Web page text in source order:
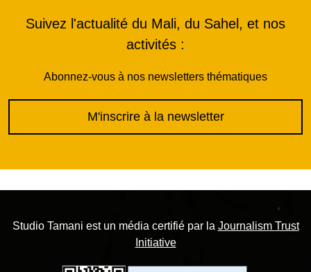
Suivez l'actualité du Mali, du Sahel, et nos
activités :
Abonnez-vous à nos newsletters thématiques
M'inscrire à la newsletter
Studio Tamani est un média certifié par la Journalism Trust
Initiative